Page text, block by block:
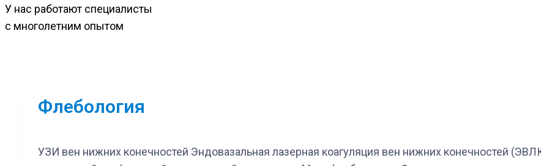
У нас работают специалисты
с многолетним опытом
Флебология
УЗИ вен нижних конечностей Эндовазальная лазерная коагуляция вен нижних конечностей